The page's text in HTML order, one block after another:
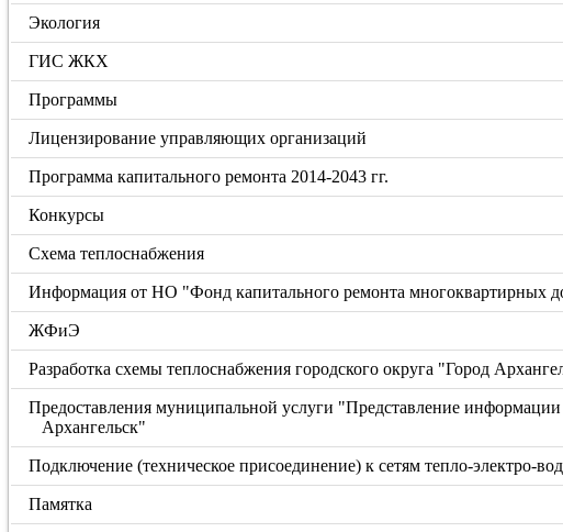
Экология
ГИС ЖКХ
Программы
Лицензирование управляющих организаций
Программа капитального ремонта 2014-2043 гг.
Конкурсы
Схема теплоснабжения
Информация от НО "Фонд капитального ремонта многоквартирных
ЖФиЭ
Разработка схемы теплоснабжения городского округа "Город
Предоставления муниципальной услуги "Представление
Архангельск"
Подключение (техническое присоединение) к сетям тепло-электро-
Памятка